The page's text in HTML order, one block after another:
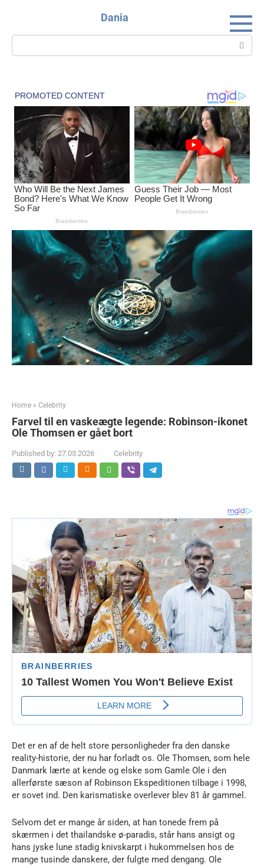
Dania
Search:
Home » Celebrity
Farvel til en vaskeægte legende: Robinson-ikonet
Ole Thomsen er gået bort
Published by: 27.03.2026 Celebrity
Det er en af de helt store personligheder fra den danske
reality-historie, der nu har forladt os. Ole Thomsen, som hele
Danmark lærte at kende og elske som Gamle Ole i den
allerførste sæson af Robinson Ekspeditionen tilbage i 1998,
er sovet ind. Den karismatiske overlever blev 81 år gammel.
Selvom det er mange år siden, at han tonede frem på
skærmen i det thailandske ø-paradis, står hans ansigt og
hans jyske lune stadig knivskarpt i hukommelsen hos de
mange tusinde danskere, der fulgte med dengang. Ole